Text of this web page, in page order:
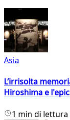
Asia
L’irrisolta
Hiroshima e
1 min di lettura